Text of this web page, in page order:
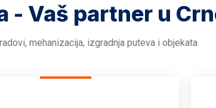
- Vaš partner u
mehanizacija, izgradnja puteva i objekata